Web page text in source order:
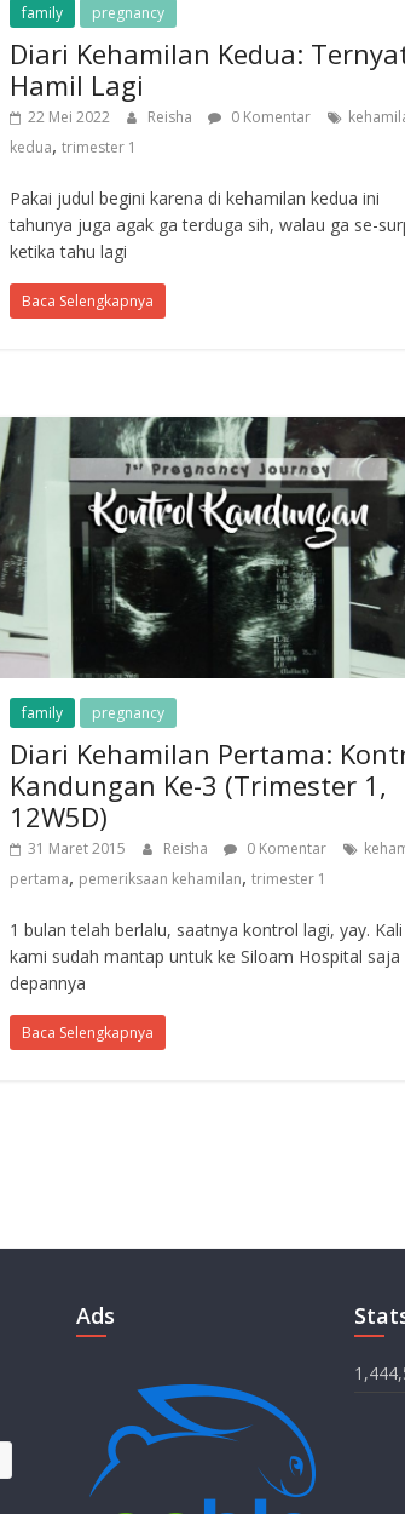
family pregnancy
Diari Kehamilan Kedua:
Hamil Lagi
22 Mei 2022 Reisha 0 Komentar
kedua,trimester 1
Pakai judul begini karena di kehamilan kedua ini
tahunya juga agak ga terduga sih, walau ga se-
ketika tahu lagi
Baca Selengkapnya
family pregnancy
Diari Kehamilan Pertama:
Kandungan Ke-3 (Trimester 1,
12W5D)
31 Maret 2015 Reisha 0 Komentar
pertama, pemeriksaan kehamilan,trimester 1
1 bulan telah berlalu, saatnya kontrol lagi, yay. Kali
kami sudah mantap untuk ke Siloam Hospital saja
depannya
Baca Selengkapnya
Ads